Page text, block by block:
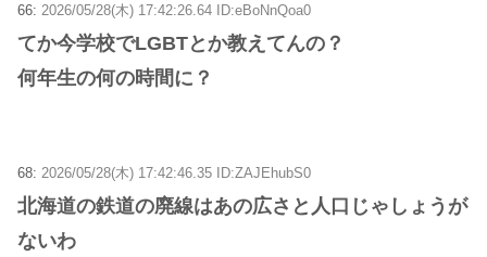
66: 2026/05/28(木) 17:42:26.64 ID:eBoNnQoa0
てか今学校でLGBTとか教えてんの？
何年生の何の時間に？
68: 2026/05/28(木) 17:42:46.35 ID:ZAJEhubS0
北海道の鉄道の廃線はあの広さと人口じゃしょうが
ないわ